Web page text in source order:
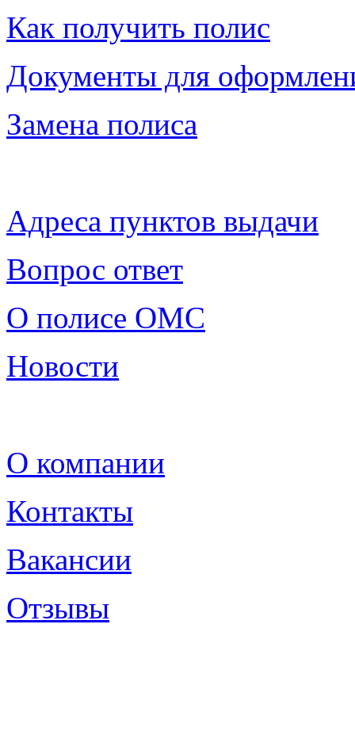
Как получить полис
Документы для
Замена полиса
Адреса пунктов выдачи
Вопрос ответ
О полисе ОМС
Новости
О компании
Контакты
Вакансии
Отзывы